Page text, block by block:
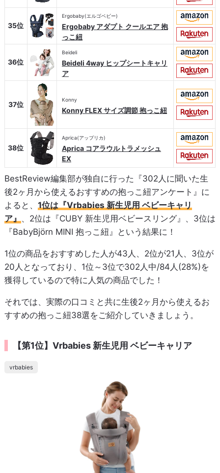
35位
Ergobaby(エルゴベビー)
Ergobaby アダプト クールエア 抱
っこ紐
36位
Beideli
Beideli 4way ヒップシートキャリ
ア
37位
Konny
Konny FLEX サイズ調節 抱っこ紐
38位
Aprica(アップリカ)
Aprica コアラウルトラメッシュ
EX
BestReview編集部が独自に行った『302人に聞いた生
後2ヶ月から使えるおすすめの抱っこ紐アンケート』に
よると、 1位は『Vrbabies 新生児用 ベビーキャリ
ア』 、2位は『CUBY 新生児用ベビースリング』、3位は
『BabyBjörn MINI 抱っこ紐』という結果に！
1位の商品をおすすめした人が43人、2位が21人、3位が
20人となっており、1位～3位で302人中/84人(28%)を
獲得しているので特に人気の商品でした！
それでは、実際の口コミと共に生後2ヶ月から使えるお
すすめの抱っこ紐38選をご紹介していきましょう。
【第1位】Vrbabies 新生児用 ベビーキャリア
vrbabies